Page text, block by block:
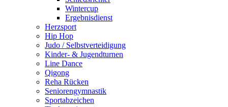
Wintercup
Ergebnisdienst
Herzsport
Hip Hop
Judo / Selbstverteidigung
Kinder- & Jugendturnen
Line Dance
Qigong
Reha Rücken
Seniorengymnastik
Sportabzeichen